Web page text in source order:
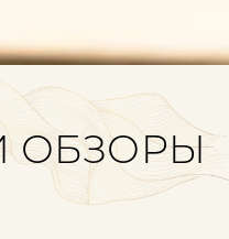
ОБЗОРЫ